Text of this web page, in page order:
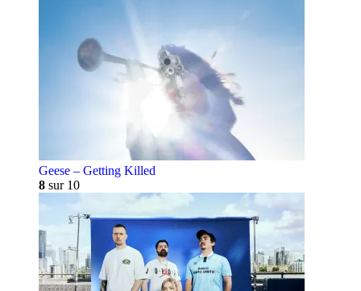
Geese – Getting Killed
8 sur 10